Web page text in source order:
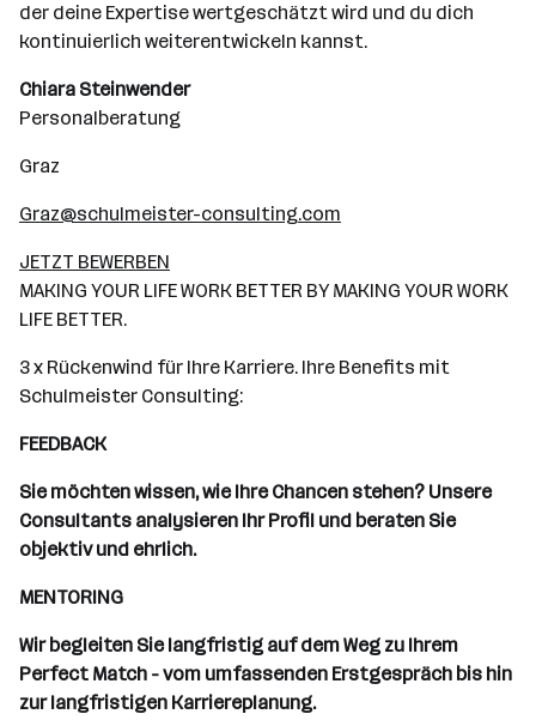
der deine Expertise wertgeschätzt wird und du dich
kontinuierlich weiterentwickeln kannst.
Chiara Steinwender
Personalberatung
Graz
Graz@schulmeister-consulting.com
JETZT BEWERBEN
MAKING YOUR LIFE WORK BETTER BY MAKING YOUR WORK
LIFE BETTER.
3 x Rückenwind für Ihre Karriere. Ihre Benefits mit
Schulmeister Consulting:
FEEDBACK
Sie möchten wissen, wie Ihre Chancen stehen? Unsere
Consultants analysieren Ihr Profil und beraten Sie
objektiv und ehrlich.
MENTORING
Wir begleiten Sie langfristig auf dem Weg zu Ihrem
Perfect Match - vom umfassenden Erstgespräch bis hin
zur langfristigen Karriereplanung.